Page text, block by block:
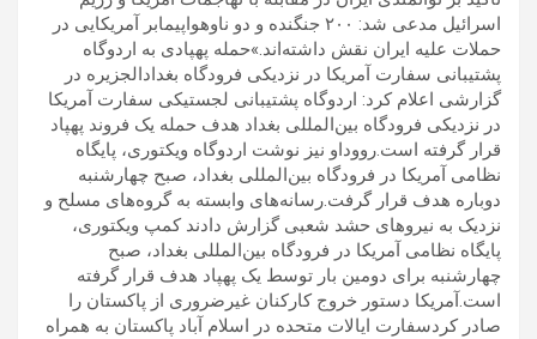
اسرائیل مدعی شد: ۲۰۰ جنگنده و دو ناوهواپیمابر آمریکایی در
حملات علیه ایران نقش داشته‌اند.»حمله پهپادی به اردوگاه
پشتیبانی سفارت آمریکا در نزدیکی فرودگاه بغدادالجزیره در
گزارشی اعلام کرد: اردوگاه پشتیبانی لجستیکی سفارت آمریکا
در نزدیکی فرودگاه بین‌المللی بغداد هدف حمله یک فروند پهپاد
قرار گرفته است.رووداو نیز نوشت اردوگاه ویکتوری، پایگاه
نظامی آمریکا در فرودگاه بین‌المللی بغداد، صبح چهارشنبه
دوباره هدف قرار گرفت.رسانه‌های وابسته به گروه‌های مسلح و
نزدیک به نیروهای حشد شعبی گزارش دادند کمپ ویکتوری،
پایگاه نظامی آمریکا در فرودگاه بین‌المللی بغداد، صبح
چهارشنبه برای دومین بار توسط یک پهپاد هدف قرار گرفته
است.آمریکا دستور خروج کارکنان غیرضروری از پاکستان را
صادر کردسفارت ایالات متحده در اسلام آباد پاکستان به همراه